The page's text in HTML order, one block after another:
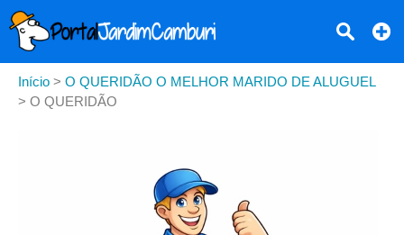
Início > O QUERIDÃO O MELHOR MARIDO DE ALUGUEL
> O QUERIDÃO